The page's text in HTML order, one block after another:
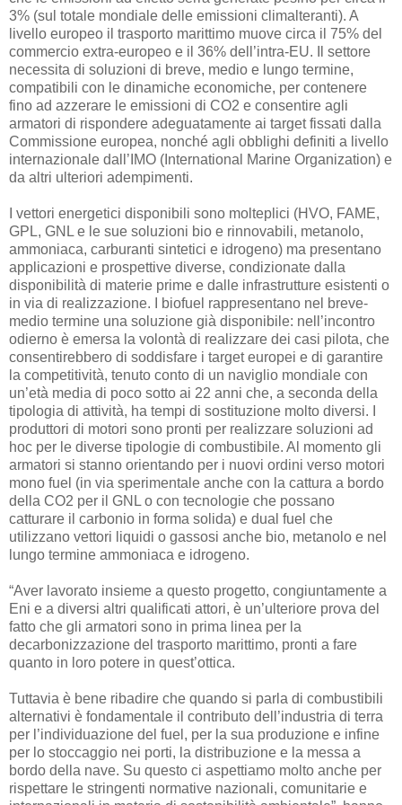
3% (sul totale mondiale delle emissioni climalteranti). A
livello europeo il trasporto marittimo muove circa il 75% del
commercio extra-europeo e il 36% dell’intra-EU. Il settore
necessita di soluzioni di breve, medio e lungo termine,
compatibili con le dinamiche economiche, per contenere
fino ad azzerare le emissioni di CO2 e consentire agli
armatori di rispondere adeguatamente ai target fissati dalla
Commissione europea, nonché agli obblighi definiti a livello
internazionale dall’IMO (International Marine Organization) e
da altri ulteriori adempimenti.
I vettori energetici disponibili sono molteplici (HVO, FAME,
GPL, GNL e le sue soluzioni bio e rinnovabili, metanolo,
ammoniaca, carburanti sintetici e idrogeno) ma presentano
applicazioni e prospettive diverse, condizionate dalla
disponibilità di materie prime e dalle infrastrutture esistenti o
in via di realizzazione. I biofuel rappresentano nel breve-
medio termine una soluzione già disponibile: nell’incontro
odierno è emersa la volontà di realizzare dei casi pilota, che
consentirebbero di soddisfare i target europei e di garantire
la competitività, tenuto conto di un naviglio mondiale con
un’età media di poco sotto ai 22 anni che, a seconda della
tipologia di attività, ha tempi di sostituzione molto diversi. I
produttori di motori sono pronti per realizzare soluzioni ad
hoc per le diverse tipologie di combustibile. Al momento gli
armatori si stanno orientando per i nuovi ordini verso motori
mono fuel (in via sperimentale anche con la cattura a bordo
della CO2 per il GNL o con tecnologie che possano
catturare il carbonio in forma solida) e dual fuel che
utilizzano vettori liquidi o gassosi anche bio, metanolo e nel
lungo termine ammoniaca e idrogeno.
“Aver lavorato insieme a questo progetto, congiuntamente a
Eni e a diversi altri qualificati attori, è un’ulteriore prova del
fatto che gli armatori sono in prima linea per la
decarbonizzazione del trasporto marittimo, pronti a fare
quanto in loro potere in quest’ottica.
Tuttavia è bene ribadire che quando si parla di combustibili
alternativi è fondamentale il contributo dell’industria di terra
per l’individuazione del fuel, per la sua produzione e infine
per lo stoccaggio nei porti, la distribuzione e la messa a
bordo della nave. Su questo ci aspettiamo molto anche per
rispettare le stringenti normative nazionali, comunitarie e